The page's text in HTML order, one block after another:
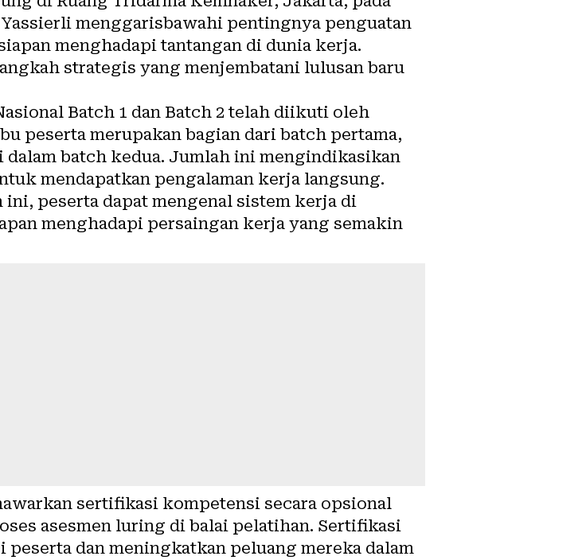
Yassierli menggarisbawahi pentingnya penguatan
menghadapi tantangan di dunia kerja.
strategis yang menjembatani lulusan baru
Batch 1 dan Batch 2 telah diikuti oleh
peserta merupakan bagian dari batch pertama,
dalam batch kedua. Jumlah ini mengindikasikan
mendapatkan pengalaman kerja langsung.
peserta dapat mengenal sistem kerja di
menghadapi persaingan kerja yang semakin
sertifikasi kompetensi secara opsional
asesmen luring di balai pelatihan. Sertifikasi
dan meningkatkan peluang mereka dalam